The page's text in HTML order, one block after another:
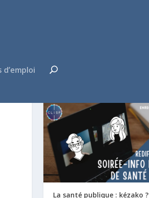
d’emploi
La santé publique : kézako ?